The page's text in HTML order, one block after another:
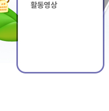
활동영상